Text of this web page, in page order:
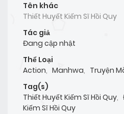
Tên khác
Thiết Huyết Kiếm Sĩ Hồi Quy
Tác giả
Đang cập nhật
Thể Loại
Action, Manhwa, Truyện
Tag(s)
Thiết Huyết Kiếm Sĩ Hồi Quy,
Kiếm Sĩ Hồi Quy